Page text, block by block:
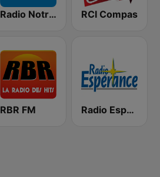
Radio Notre Dame RCI Compas
RBR FM Radio Espérance